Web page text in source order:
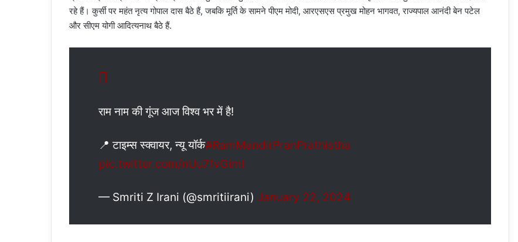
रहे हैं। कुर्सी पर महंत नृत्य गोपाल दास बैठे हैं, जबकि मूर्ति के सामने पीएम मोदी, आरएसएस प्रमुख मोहन भागवत, राज्यपाल आनंदी बेन पटेल
और सीएम योगी आदित्यनाथ बैठे हैं.
राम नाम की गूंज आज विश्व भर में है!
📍 टाइम्स स्क्वायर, न्यू यॉर्क#RamMandirPranPrathistha
pic.twitter.com/nUu7fvGimI
— Smriti Z Irani (@smritiirani) January 22, 2024